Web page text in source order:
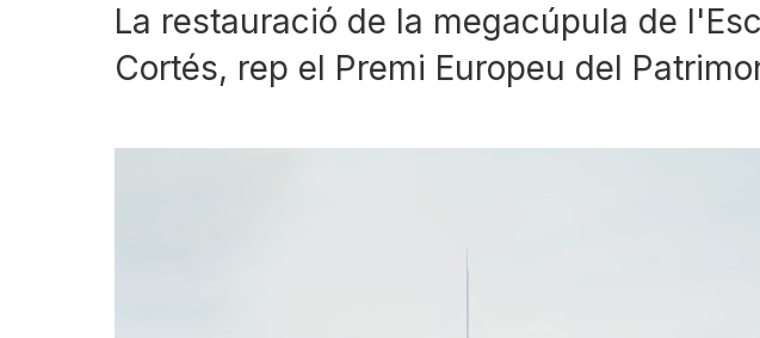
La restauració de la megacúpula de
Cortés, rep el Premi Europeu del